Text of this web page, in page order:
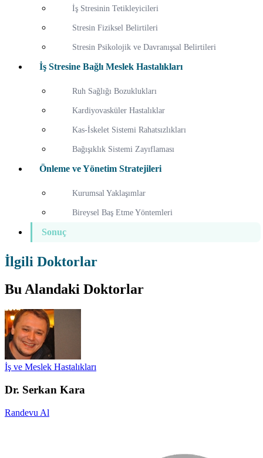
İş Stresinin Tetikleyicileri
Stresin Fiziksel Belirtileri
Stresin Psikolojik ve Davranışsal Belirtileri
İş Stresine Bağlı Meslek Hastalıkları
Ruh Sağlığı Bozuklukları
Kardiyovasküler Hastalıklar
Kas-İskelet Sistemi Rahatsızlıkları
Bağışıklık Sistemi Zayıflaması
Önleme ve Yönetim Stratejileri
Kurumsal Yaklaşımlar
Bireysel Baş Etme Yöntemleri
Sonuç
İlgili Doktorlar
Bu Alandaki Doktorlar
İş ve Meslek Hastalıkları
Dr. Serkan Kara
Randevu Al